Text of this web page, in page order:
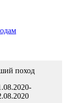
поход